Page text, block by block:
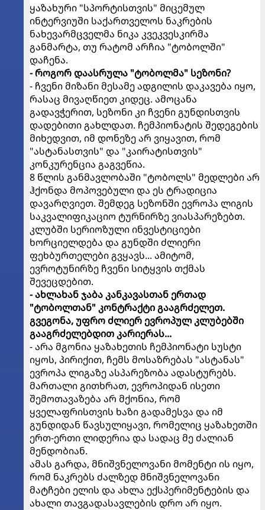
ყაზახური "სპორტისთვის" მიცემულ
ინტერვიუში საქართველოს ნაკრების
ნახევარმცველმა ნიკა კვეკვესკირმა
განმარტა, თუ რატომ არჩია "ტობოლში"
დაჩენა.
- როგორ დაასრულა "ტობოლმა" სეზონი?
- ჩვენი მიზანი მესამე ადგილის დაკავება იყო,
რასაც მივაღწიეთ კიდეც. ამოცანა
გადავჭერით, სეზონი კი ჩვენი გუნდისთვის
დადებითი გახლდათ. ჩემპიონატის შედეგების
მიხედვით, იმ დონეზე არ ვიყავით, რომ
"ასტანასთვის" და "კაირატისთვის"
კონკურენცია გაგვეწია.
8 წლის განმავლობაში "ტობოლს" მედლები არ
ჰქონდა მოპოვებული და ეს ტრადიცია
დავარღვიეთ. შემდეგ სეზონში ევროპა ლიგის
საკვალიფიკაციო ტურნირზე ვიასპარეზებთ.
კლუბში სერიოზული ინვესტიციები
ხორციელდება და გუნდში ძლიერი
ფეხბურთელები გვყავს... ამიტომ,
ევროტუნირზე ჩვენი სიტყვის თქმას
შევეცდებით.
- ახლახან ჯაბა კანკავასთან ერთად
"ტობოლთან" კონტრაქტი გააგრძელეთ.
გვეგონა, უფრო ძლიერ ევროპულ კლუბებში
გააგრძელებდით კარიერას...
- არა მგონია ყაზახეთის ჩემპიონატი სუსტი
იყოს, პირიქით, ჩემს მოსაზრებას "ასტანას"
ევროპა ლიგაზე ასპარეზობა ადასტურებს.
მართალი გითხრათ, ევროპიდან ისეთი
შემოთავაზება არ მქონია, რომ
ყველაფრისთვის ხაზი გადამესვა და იმ
გუნდიდან წავსულიყავი, რომელიც ყაზახეთში
ერთ-ერთი ლიდერია და სადაც მე ძალიან
მენდობიან.
ამას გარდა, მნიშვნელოვანი მომენტი ის იყო,
რომ ნაკრებს ძალზედ მნიშვნელოვანი
მატჩები ელის და ახლა ექსპერიმენტების და
ახალი თავგადასავლების დრო არ იყო.